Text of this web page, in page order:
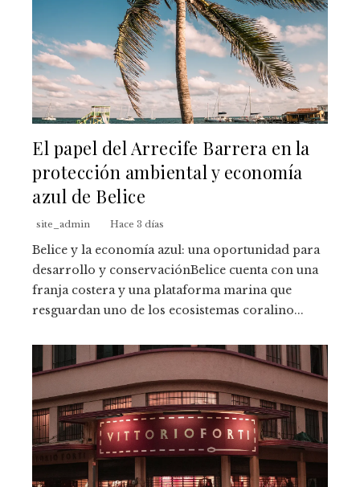
El papel del Arrecife Barrera en la
protección ambiental y economía
azul de Belice
site_admin Hace 3 días
Belice y la economía azul: una oportunidad para
desarrollo y conservaciónBelice cuenta con una
franja costera y una plataforma marina que
resguardan uno de los ecosistemas coralino...